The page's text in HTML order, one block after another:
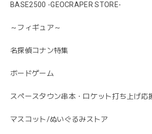
BASE2500 -GEOCRAPER STORE-
～フィギュア～
名探偵コナン特集
ボードゲーム
スペースタウン串本・ロケット打ち上げ応
マスコット/ぬいぐるみストア